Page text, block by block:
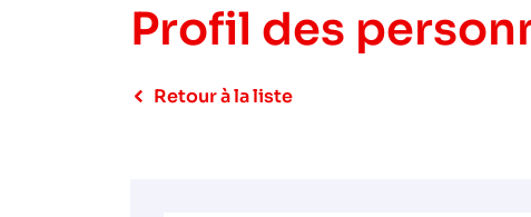
Profil des
Retour à la liste